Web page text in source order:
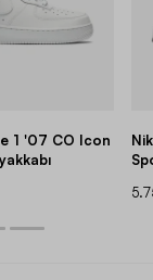
1 '07 CO Icon